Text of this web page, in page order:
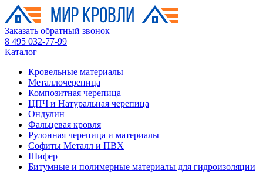
Заказать обратный звонок
8 495 032-77-99
Каталог
Кровельные материалы
Металлочерепица
Композитная черепица
ЦПЧ и Натуральная черепица
Ондулин
Фальцевая кровля
Рулонная черепица и материалы
Софиты Металл и ПВХ
Шифер
Битумные и полимерные материалы для гидроизоляции